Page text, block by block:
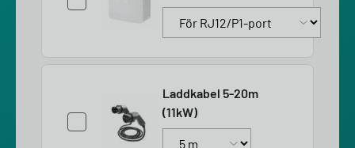
Laddkabel 5-20m
(11kW)